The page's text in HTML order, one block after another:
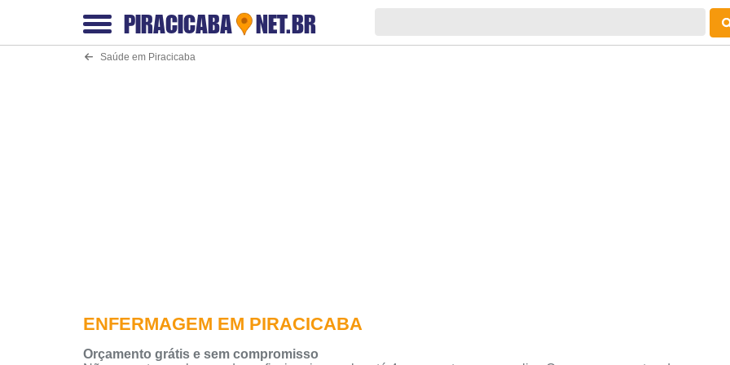
PIRACICABA NET.BR
Saúde em Piracicaba
ENFERMAGEM EM PIRACICABA
Orçamento grátis e sem compromisso